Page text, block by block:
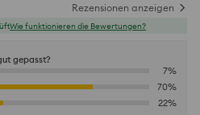
Rezensionen anzeigen
Wie funktionieren die Bewertungen?
gepasst?
7%
70%
22%